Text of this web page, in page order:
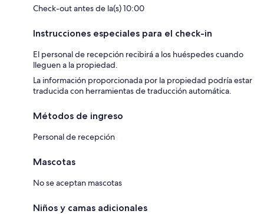
Check-out antes de la(s) 10:00
Instrucciones especiales para el check-in
El personal de recepción recibirá a los huéspedes cuando
lleguen a la propiedad.
La información proporcionada por la propiedad podría estar
traducida con herramientas de traducción automática.
Métodos de ingreso
Personal de recepción
Mascotas
No se aceptan mascotas
Niños y camas adicionales